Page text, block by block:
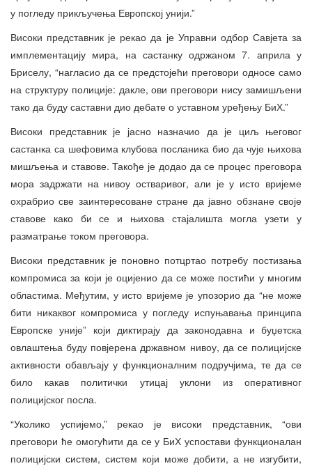
у погледу прикључења Европској унији.”
Високи представник је рекао да је Управни одбор Савјета за
имплементацију мира, на састанку одржаном 7. априла у
Бриселу, “нагласио да се предстојећи преговори односе само
на структуру полиције: дакле, ови преговори нису замишљени
тако да буду саставни дио дебате о уставном уређењу БиХ.”
Високи представник је јасно назначио да је циљ његовог
састанка са шефовима клубова посланика био да чује њихова
мишљења и ставове. Такође је додао да се процес преговора
мора задржати на нивоу остваривог, али је у исто вријеме
охрабрио све заинтересоване стране да јавно обзнане своје
ставове како би се и њихова стајалишта могла узети у
разматрање током преговора.
Високи представник је поновно потцртао потребу постизања
компромиса за који је оцијенио да се може постићи у многим
областима. Међутим, у исто вријеме је упозорио да “не може
бити никаквог компромиса у погледу испуњавања принципа
Европске уније” који диктирају да законодавна и буџетска
овлаштења буду повјерена државном нивоу, да се полицијске
активности обављају у функционалним подручјима, те да се
било какав политички утицај уклони из оперативног
полицијског посла.
“Уколико успијемо,” рекао је високи представник, “ови
преговори ће омогућити да се у БиХ успостави функционалан
полицијски систем, систем који може добити, а не изгубити,